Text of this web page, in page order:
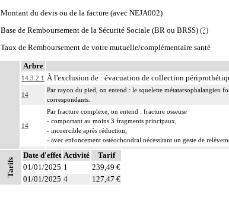
Montant du devis ou de la facture (avec NEJA002)
Base de Remboursement de la Sécurité Sociale (BR ou BRSS) (?)
Taux de Remboursement de votre mutuelle/complémentaire santé
Arbre
14.3.2.1 À l'exclusion de : évacuation de collection
14
Par rayon du pied, on entend : le squelette métatarsophalangien
correspondants.
14
Par fracture complexe, on entend : fracture osseuse
- comportant au moins 3 fragments principaux,
- incoercible après réduction,
- avec enfoncement ostéochondral nécessitant un geste de
14
Par nettoyage d'une articulation [debridement], on entend :
- résection localisée de synoviale, de replis synoviaux et/ou
- ablation de corps étrangers intraarticulaires, de fragments
Par exérèse partielle d'un os, on entend :
Tarifs
Date d'effet Activité
Tarif
01/01/2025 1
239,49 €
01/01/2025 4 127,47 €